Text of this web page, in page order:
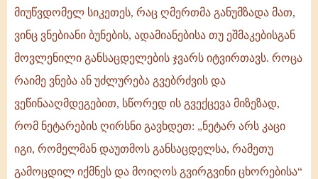
მიუწვდომელ სიკეთეს, რაც ღმერთმა განუმზადა მათ,
ვინც ვნებიანი ბუნების, ადამიანებისა თუ ეშმაკებისგან
მოვლენილი განსაცდელების ჯვარს იტვირთავს. როცა
რაიმე ვნება ან უძლურება გვებრძვის და
ვეწინააღმდეგებით, სწორედ ის გვექცევა მიზეზად,
რომ ნეტარების ღირსნი გავხდეთ: „ნეტარ არს კაცი
იგი, რომელმან დაუთმოს განსაცდელსა, რამეთუ
გამოცდილ იქმნეს და მოიღოს გვირგვინი ცხორებისა“